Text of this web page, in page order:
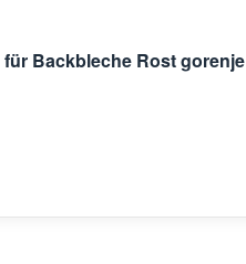
Backbleche Rost gorenje